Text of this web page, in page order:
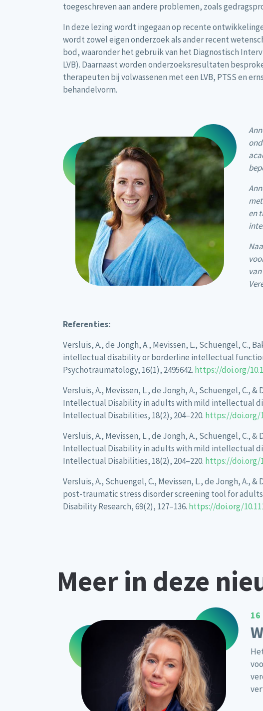
toegeschreven aan andere problemen, zoals
In deze lezing wordt ingegaan op recente
wordt zowel eigen onderzoek als ander recent
bod, waaronder het gebruik van het Diagnostisch
LVB). Daarnaast worden onderzoeksresultaten
therapeuten bij volwassenen met een LVB, PTSS en
behandelvorm.
en
Referenties:
Versluis, A., de Jongh, A., Mevissen, L., Schuengel, C.,
intellectual disability or borderline intellectual
Psychotraumatology, 16(1), 2495642. https://doi.org/
Versluis, A., Mevissen, L., de Jongh, A., Schuengel, C.,
Intellectual Disability in adults with mild intellectual
Intellectual Disabilities, 18(2), 204–220. https://doi.org/
Versluis, A., Mevissen, L., de Jongh, A., Schuengel, C.,
Intellectual Disability in adults with mild intellectual
Intellectual Disabilities, 18(2), 204–220. https://doi.org/
Versluis, A., Schuengel, C., Mevissen, L., de Jongh,
post-traumatic stress disorder screening tool for
Disability Research, 69(2), 127–136. https://doi.org/
Meer in deze
16